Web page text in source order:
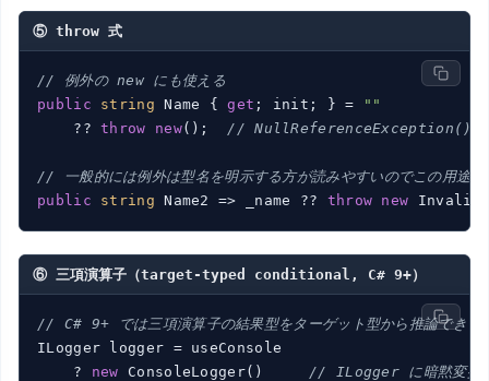
⑤ throw 式
// 例外の new にも使える
public
string Name { get ; init; } =
""
    ??
throw new(); // NullReferenceException() ← 型
// 一般的には例外は型名を明示する方が読みやすいのでこの用途は
public
string Name2 => _name ?? throw new
⑥ 三項演算子（target-typed conditional, C# 9+）
// C# 9+ では三項演算子の結果型をターゲット型から推論できる
ILogger logger = useConsole
    ?
new ConsoleLogger() // ILogger に暗黙変換